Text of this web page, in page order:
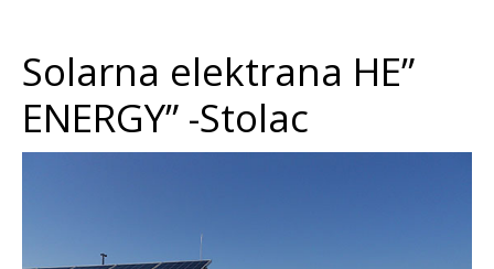
Usluge
Artikli
Kontakt
Solarna elektrana HE”
ENERGY” -Stolac